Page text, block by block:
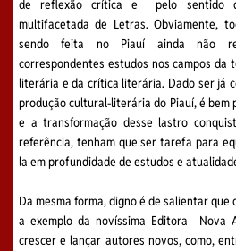
de reflexão crítica e pelo sentido
multifacetada de Letras. Obviamente,
sendo feita no Piauí ainda não
correspondentes estudos nos campos
literária e da crítica literária. Dado ser já
produção cultural-literária do Piauí, é
e a transformação desse lastro
referência, tenham que ser tarefa para
la em profundidade de estudos e
Da mesma forma, digno é de salientar que
a exemplo da novíssima Editora Nova
crescer e lançar autores novos, como,